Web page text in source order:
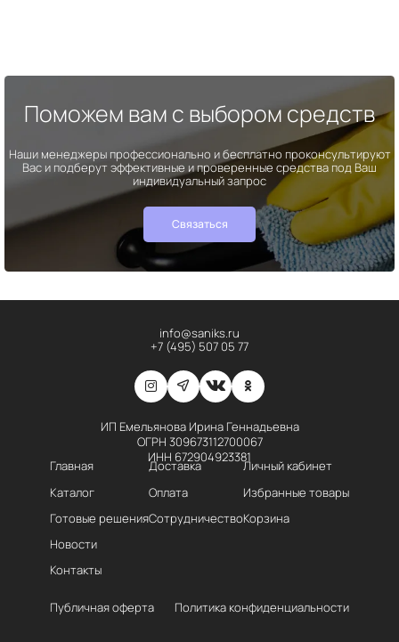
Поможем вам с выбором средств
Наши менеджеры профессионально и бесплатно проконсультируют
Вас и подберут эффективные и проверенные средства под Ваш
индивидуальный запрос
Связаться
info@saniks.ru
+7 (495) 507 05 77
ИП Емельянова Ирина Геннадьевна
ОГРН 309673112700067
ИНН 672904923381
Главная
Каталог
Готовые решения
Новости
Контакты
Доставка
Оплата
Сотрудничество
Личный кабинет
Избранные товары
Корзина
Публичная оферта Политика конфиденциальности